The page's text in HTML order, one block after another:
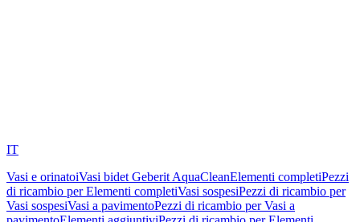
IT
Vasi e orinatoiVasi bidet Geberit AquaCleanElementi completiPezzi
di ricambio per Elementi completiVasi sospesiPezzi di ricambio per
Vasi sospesiVasi a pavimentoPezzi di ricambio per Vasi a